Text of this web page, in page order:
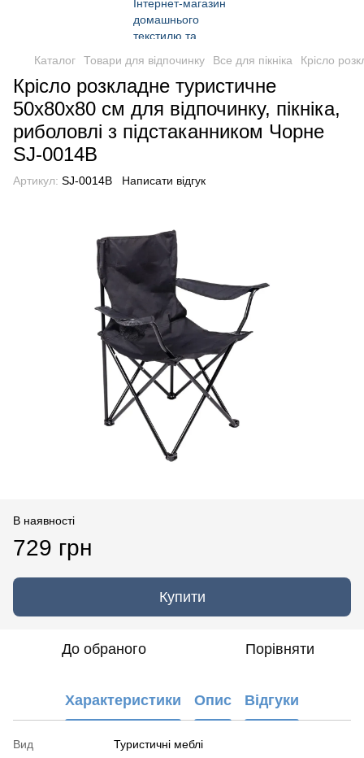
Каталог Товари для відпочинку Все для пікніка Крісло
Крісло розкладне туристичне
50х80х80 см для відпочинку, пікніка,
риболовлі з підстаканником Чорне
SJ-0014B
Артикул: SJ-0014B Написати відгук
В наявності
729 грн
Купити
До обраного Порівняти
Характеристики Опис Відгуки
Вид
Туристичні меблі